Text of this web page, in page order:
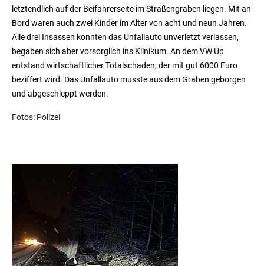
letztendlich auf der Beifahrerseite im Straßengraben liegen. Mit an
Bord waren auch zwei Kinder im Alter von acht und neun Jahren.
Alle drei Insassen konnten das Unfallauto unverletzt verlassen,
begaben sich aber vorsorglich ins Klinikum. An dem VW Up
entstand wirtschaftlicher Totalschaden, der mit gut 6000 Euro
beziffert wird. Das Unfallauto musste aus dem Graben geborgen
und abgeschleppt werden.
Fotos: Polizei